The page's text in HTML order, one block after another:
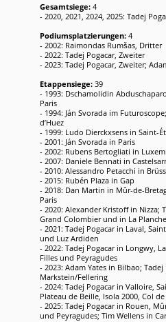
Gesamtsiege: 4
- 2020, 2021, 2024, 2025: Tadej
Podiumsplatzierungen: 4
- 2002: Raimondas Rumšas, Dritter
- 2022: Tadej Pogacar, Zweiter
- 2023: Tadej Pogacar, Zweiter;
Etappensiege: 39
- 1993: Dschamolidin
Paris
- 1994: Ján Svorada im
d’Huez
- 1999: Ludo Dierckxsens in Saint-
- 2001: Ján Svorada in Paris
- 2002: Rubens Bertogliati in
- 2007: Daniele Bennati in
- 2010: Alessandro Petacchi in
- 2015: Rubén Plaza in Gap
- 2018: Dan Martin in Mûr-de-
Paris
- 2020: Alexander Kristoff in Nizza;
Grand Colombier und in La
- 2021: Tadej Pogacar in Laval,
und Luz Ardiden
- 2022: Tadej Pogacar in Longwy,
Filles und Peyragudes
- 2023: Adam Yates in Bilbao;
Markstein/Fellering
- 2024: Tadej Pogacar in Valloire,
Plateau de Beille, Isola 2000, Col
- 2025: Tadej Pogacar in Rouen,
und Peyragudes; Tim Wellens in